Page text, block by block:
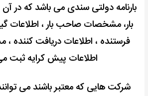
بارنامه دولتی سندی می باشد که در
بار، مشخصات صاحب بار ، اطلاعات
فرستنده ، اطلاعات دریافت کننده
اطلاعات پیش کرایه ثبت
شرکت هایی که معتبر باشند می توانند